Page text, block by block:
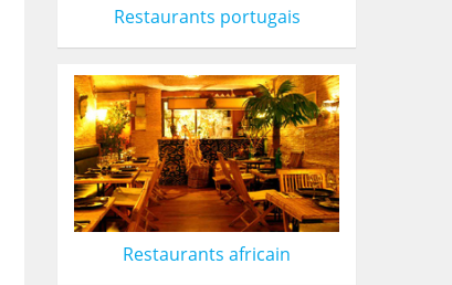
Restaurants portugais
Restaurants africain